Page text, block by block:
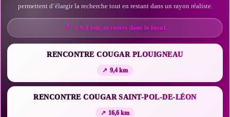
permettent d’élargir la recherche tout en restant dans un rayon réaliste.
À 9,4 km, tu restes dans le local.
RENCONTRE COUGAR PLOUIGNEAU
9,4 km
RENCONTRE COUGAR SAINT-POL-DE-LÉON
16,6 km